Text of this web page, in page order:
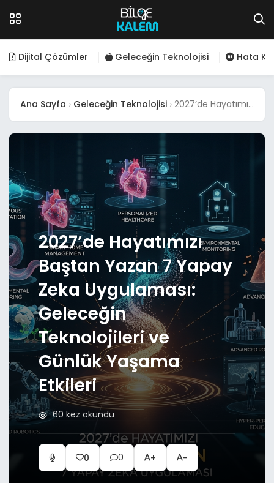
Dijital Çözümler Geleceğin Teknolojisi Hata
Ana Sayfa Geleceğin Teknolojisi 2027’de Hayatımızı Baştan Yazan 7 Yapay Zeka Uygulaması: Geleceğin Teknolojileri ve Günlük Yaşama Etkileri
2027’de Hayatımızı
Baştan Yazan 7 Yapay
Zeka Uygulaması:
Geleceğin
Teknolojileri ve
Günlük Yaşama
Etkileri
60 kez okundu
0 0 + -